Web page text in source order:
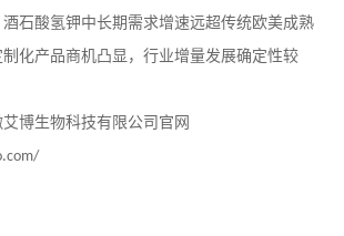
石酸氢钾中长期需求增速远超传统欧美成熟
化产品商机凸显，行业增量发展确定性较
博生物科技有限公司官网